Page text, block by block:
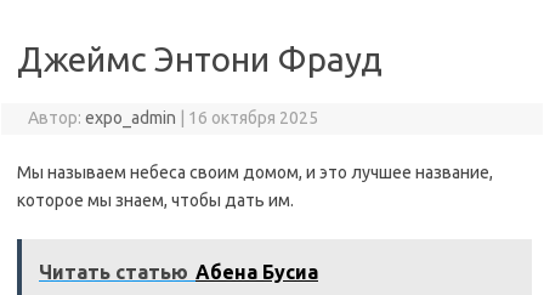
Джеймс Энтони Фрауд
Автор: expo_admin 16 октября 2025
Мы называем небеса своим домом, и это лучшее название,
которое мы знаем, чтобы дать им.
Читать статью Абена Бусиа